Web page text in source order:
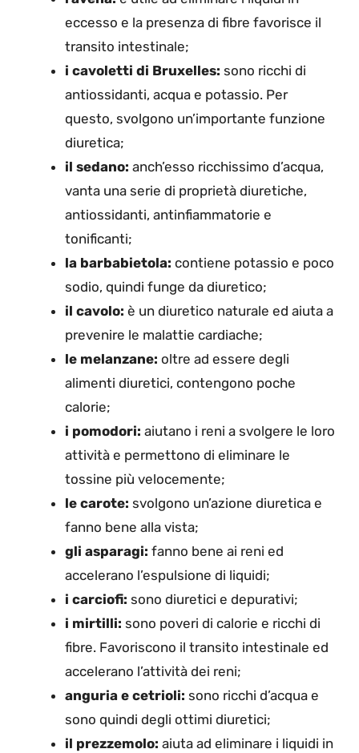
eccesso e la presenza di fibre favorisce il
transito intestinale;
i cavoletti di Bruxelles: sono ricchi di
antiossidanti, acqua e potassio. Per
questo, svolgono un’importante funzione
diuretica;
il sedano: anch’esso ricchissimo d’acqua,
vanta una serie di proprietà diuretiche,
antiossidanti, antinfiammatorie e
tonificanti;
la barbabietola: contiene potassio e poco
sodio, quindi funge da diuretico;
il cavolo: è un diuretico naturale ed aiuta a
prevenire le malattie cardiache;
le melanzane: oltre ad essere degli
alimenti diuretici, contengono poche
calorie;
i pomodori: aiutano i reni a svolgere le loro
attività e permettono di eliminare le
tossine più velocemente;
le carote: svolgono un’azione diuretica e
fanno bene alla vista;
gli asparagi: fanno bene ai reni ed
accelerano l’espulsione di liquidi;
i carciofi: sono diuretici e depurativi;
i mirtilli: sono poveri di calorie e ricchi di
fibre. Favoriscono il transito intestinale ed
accelerano l’attività dei reni;
anguria e cetrioli: sono ricchi d’acqua e
sono quindi degli ottimi diuretici;
il prezzemolo: aiuta ad eliminare i liquidi in